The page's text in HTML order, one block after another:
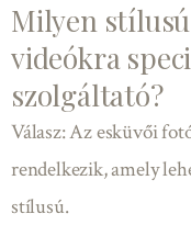
Milyen
videókra
szolgáltató?
Válasz: Az esküvői
rendelkezik, amely
stílusú.